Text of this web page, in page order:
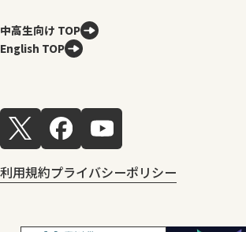
中高生向け TOP
English TOP
利用規約プライバシーポリシー